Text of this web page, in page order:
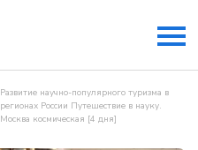
Развитие научно-популярного туризма в
регионах России Путешествие в науку.
Москва космическая [4 дня]